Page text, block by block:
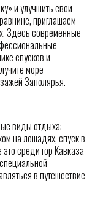
и улучшить свои
приглашаем
Здесь современные
спусков и
море
Заполярья.
виды отдыха:
на лошадях, спуск в
среди гор Кавказа
в путешествие